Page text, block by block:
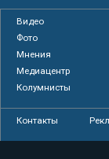
Видео
Фото
Мнения
Медиацентр
Колумнисты
Контакты